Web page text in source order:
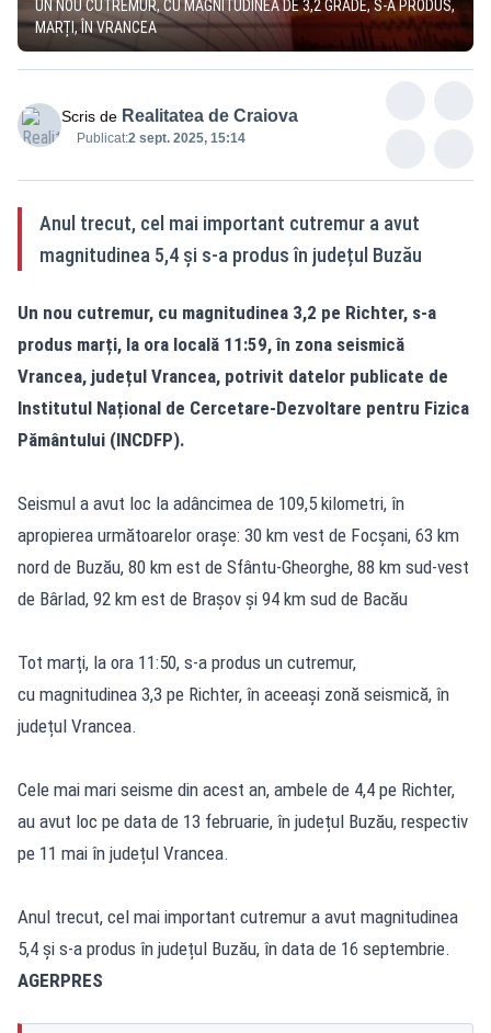
UN NOU CUTREMUR, CU MAGNITUDINEA DE 3,2 GRADE, S-A PRODUS,
MARȚI, ÎN VRANCEA
Scris de Realitatea de Craiova
Publicat:2 sept. 2025, 15:14
Anul trecut, cel mai important cutremur a avut
magnitudinea 5,4 și s-a produs în județul Buzău
Un nou cutremur, cu magnitudinea 3,2 pe Richter, s-a
produs marți, la ora locală 11:59, în zona seismică
Vrancea, județul Vrancea, potrivit datelor publicate de
Institutul Național de Cercetare-Dezvoltare pentru Fizica
Pământului (INCDFP).
Seismul a avut loc la adâncimea de 109,5 kilometri, în
apropierea următoarelor orașe: 30 km vest de Focșani, 63 km
nord de Buzău, 80 km est de Sfântu-Gheorghe, 88 km sud-vest
de Bârlad, 92 km est de Brașov și 94 km sud de Bacău
Tot marți, la ora 11:50, s-a produs un cutremur,
cu magnitudinea 3,3 pe Richter, în aceeași zonă seismică, în
județul Vrancea.
Cele mai mari seisme din acest an, ambele de 4,4 pe Richter,
au avut loc pe data de 13 februarie, în județul Buzău, respectiv
pe 11 mai în județul Vrancea.
Anul trecut, cel mai important cutremur a avut magnitudinea
5,4 și s-a produs în județul Buzău, în data de 16 septembrie.
AGERPRES